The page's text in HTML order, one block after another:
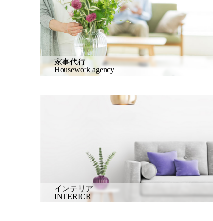
家事代行
Housework agency
インテリア
INTERIOR